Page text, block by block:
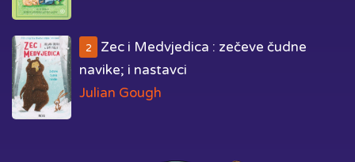
2
Zec i Medvjedica : zečeve čudne
navike; i nastavci
Julian Gough